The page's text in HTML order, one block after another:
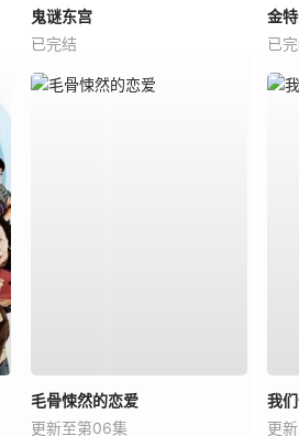
鬼谜东宫
已完结
金
已
毛骨悚然的恋爱
更新至第06集
我
更